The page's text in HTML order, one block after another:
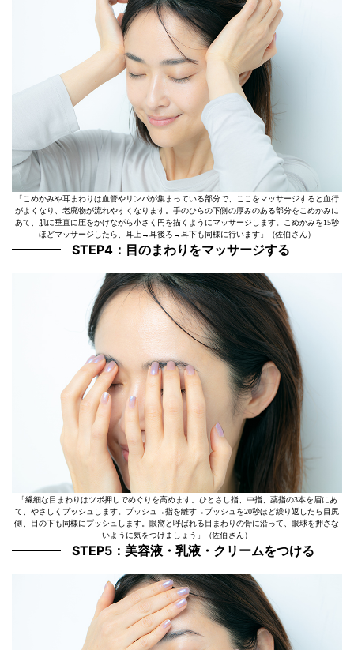
「こめかみや耳まわりは血管やリンパが集まっている部分で、ここをマッサージすると血行
がよくなり、老廃物が流れやすくなります。手のひらの下側の厚みのある部分をこめかみに
あて、肌に垂直に圧をかけながら小さく円を描くようにマッサージします。こめかみを15秒
ほどマッサージしたら、耳上→耳後ろ→耳下も同様に行います」（佐伯さん）
STEP4：目のまわりをマッサージする
「繊細な目まわりはツボ押しでめぐりを高めます。ひとさし指、中指、薬指の3本を眉にあ
て、やさしくプッシュします。プッシュ→指を離す→プッシュを20秒ほど繰り返したら目尻
側、目の下も同様にプッシュします。眼窩と呼ばれる目まわりの骨に沿って、眼球を押さな
いように気をつけましょう」（佐伯さん）
STEP5：美容液・乳液・クリームをつける